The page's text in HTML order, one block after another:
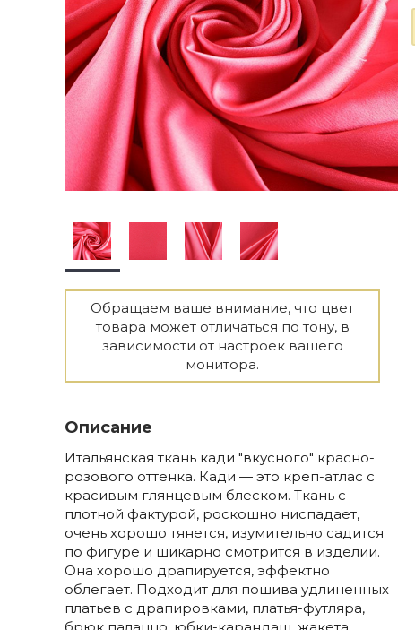
Обращаем ваше внимание, что цвет
товара может отличаться по тону, в
зависимости от настроек вашего
монитора.
Описание
Итальянская ткань кади "вкусного" красно-
розового оттенка. Кади — это креп-атлас с
красивым глянцевым блеском. Ткань с
плотной фактурой, роскошно ниспадает,
очень хорошо тянется, изумительно садится
по фигуре и шикарно смотрится в изделии.
Она хорошо драпируется, эффектно
облегает. Подходит для пошива удлиненных
платьев с драпировками, платья-футляра,